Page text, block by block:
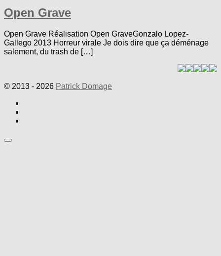
Open Grave
Open Grave Réalisation Open GraveGonzalo Lopez-
Gallego 2013 Horreur virale Je dois dire que ça déménage
salement, du trash de […]
© 2013 - 2026 Patrick Domage